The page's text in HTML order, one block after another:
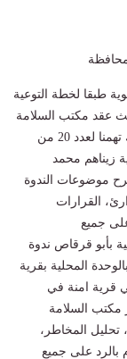
طبقا لخطة التوعية
حيث عقد مكتب السلامة
والصحة المهنية بمغاغة، ندوة توعوية بعنوان سلامتك تهمنا لعدد 20 من
زيناهم محمد
موضوعات الندوة
القرارات
بالرد على جميع
بأبو قرقاص ندوة
25 من العاملين بالوحدة المحلية بقرية
قرية امنة في
مكتب السلامة
تحليل المخاطر،
بالرد على جميع